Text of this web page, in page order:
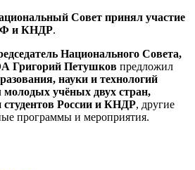
Совет принял участие
и КНДР.
Национального Совета,
Григорий Петушков предложил
науки и технологий
учёных двух стран,
России и КНДР, другие
программы и мероприятия.